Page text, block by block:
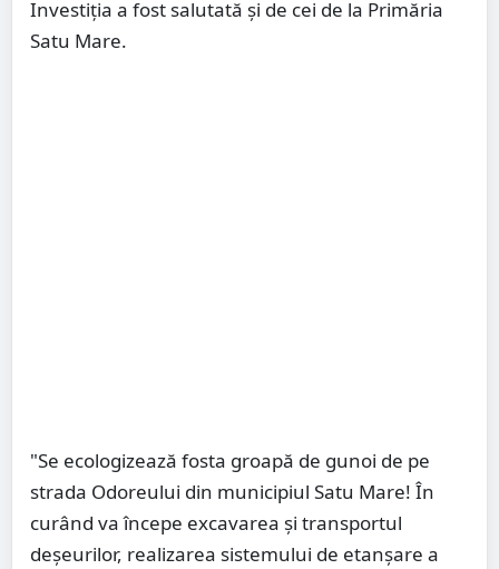
Investiția a fost salutată și de cei de la Primăria
Satu Mare.
"Se ecologizează fosta groapă de gunoi de pe
strada Odoreului din municipiul Satu Mare! În
curând va începe excavarea și transportul
deșeurilor, realizarea sistemului de etanșare a